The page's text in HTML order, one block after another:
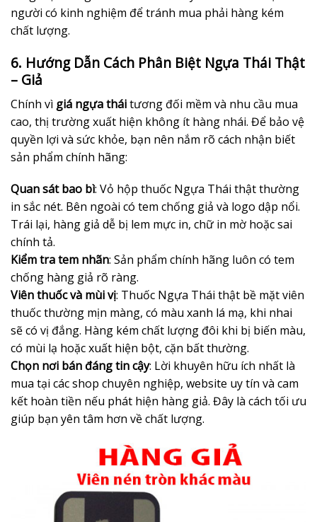
người có kinh nghiệm để tránh mua phải hàng kém
chất lượng.
6. Hướng Dẫn Cách Phân Biệt Ngựa Thái Thật
– Giả
Chính vì giá ngựa tháitương đối mềm và nhu cầu mua
cao, thị trường xuất hiện không ít hàng nhái. Để bảo vệ
quyền lợi và sức khỏe, bạn nên nắm rõ cách nhận biết
sản phẩm chính hãng:
Quan sát bao bì: Vỏ hộp thuốc Ngựa Thái thật thường
in sắc nét. Bên ngoài có tem chống giả và logo dập nổi.
Trái lại, hàng giả dễ bị lem mực in, chữ in mờ hoặc sai
chính tả.
Kiểm tra tem nhãn: Sản phẩm chính hãng luôn có tem
chống hàng giả rõ ràng.
Viên thuốc và mùi vị: Thuốc Ngựa Thái thật bề mặt viên
thuốc thường mịn màng, có màu xanh lá mạ, khi nhai
sẽ có vị đắng. Hàng kém chất lượng đôi khi bị biến màu,
có mùi lạ hoặc xuất hiện bột, cặn bất thường.
Chọn nơi bán đáng tin cậy: Lời khuyên hữu ích nhất là
mua tại các shop chuyên nghiệp, website uy tín và cam
kết hoàn tiền nếu phát hiện hàng giả. Đây là cách tối ưu
giúp bạn yên tâm hơn về chất lượng.